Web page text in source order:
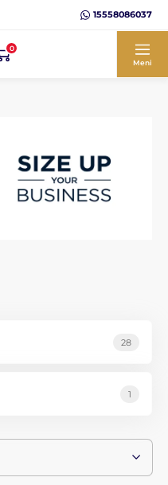
15558086037
0
Meni
28
1